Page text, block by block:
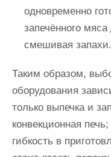
одновременно
запечённого
смешивая запахи.
Таким образом,
оборудования
только выпечка и
конвекционная
гибкость в